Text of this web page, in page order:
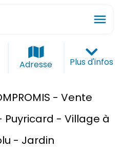
menu
ios_share
Adresse Plus d'infos
- Vente
Puyricard - Village à
- Jardin